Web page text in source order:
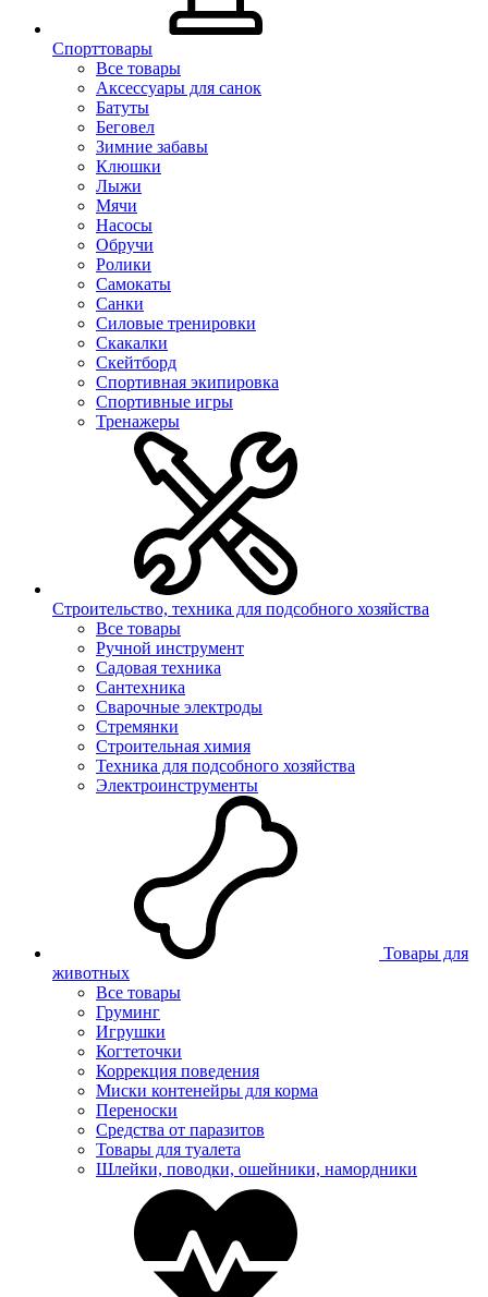
Спорттовары
Все товары
Аксессуары для санок
Батуты
Беговел
Зимние забавы
Клюшки
Лыжи
Мячи
Насосы
Обручи
Ролики
Самокаты
Санки
Силовые тренировки
Скакалки
Скейтборд
Спортивная экипировка
Спортивные игры
Тренажеры
Строительство, техника для подсобного хозяйства
Все товары
Ручной инструмент
Садовая техника
Сантехника
Сварочные электроды
Стремянки
Строительная химия
Техника для подсобного хозяйства
Электроинструменты
Товары для
животных
Все товары
Груминг
Игрушки
Когтеточки
Коррекция поведения
Миски контенейры для корма
Переноски
Средства от паразитов
Товары для туалета
Шлейки, поводки, ошейники, намордники